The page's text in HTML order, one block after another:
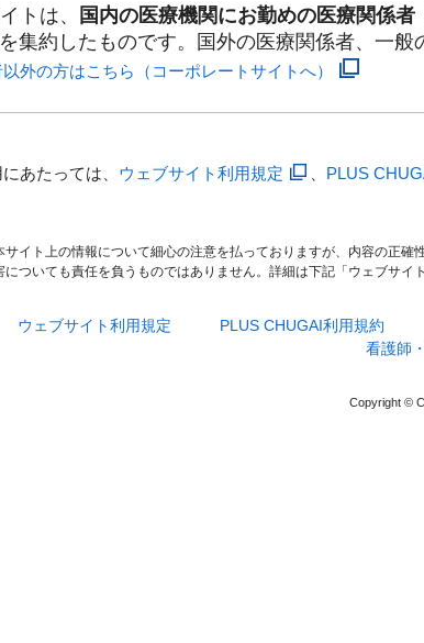
トは、 国内の医療機関にお勤めの医療関係者
集約したものです。国外の医療関係者、一
外の方はこちら（コーポレートサイトへ）
あたっては、 ウェブサイト利用規定 PLUS
イト上の情報について細心の注意を払っておりますが、内容の正
についても責任を負うものではありません。詳細は下記「ウェブサイ
ウェブサイト利用規定 PLUS CHUGAI利用規約
看護師
Copyright ©